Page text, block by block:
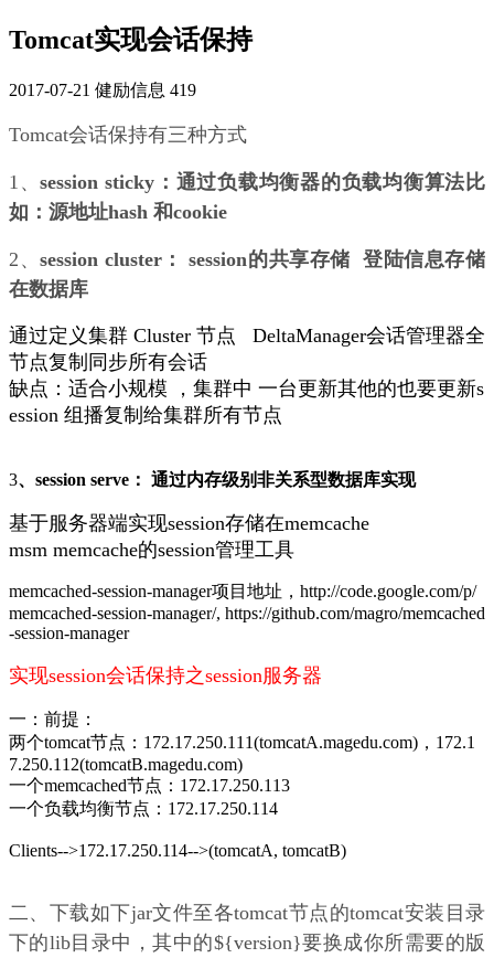
Tomcat实现会话保持
2017-07-21 健励信息 419
Tomcat会话保持有三种方式
1、session sticky：通过负载均衡器的负载均衡算法比
如：源地址hash 和cookie
2、session cluster： session的共享存储 登陆信息存储
在数据库
通过定义集群 Cluster 节点 DeltaManager会话管理器全
节点复制同步所有会话
缺点：适合小规模 ，集群中 一台更新其他的也要更新s
ession 组播复制给集群所有节点
3、session serve： 通过内存级别非关系型数据库实现
基于服务器端实现session存储在memcache
msm memcache的session管理工具
memcached-session-manager项目地址，http://code.google.com/p/
memcached-session-manager/, https://github.com/magro/memcached
-session-manager
实现session会话保持之session服务器
一：前提：
两个tomcat节点：172.17.250.111(tomcatA.magedu.com)，172.1
7.250.112(tomcatB.magedu.com)
一个memcached节点：172.17.250.113
一个负载均衡节点：172.17.250.114
Clients-->172.17.250.114-->(tomcatA, tomcatB)
二、下载如下jar文件至各tomcat节点的tomcat安装目录
下的lib目录中，其中的${version}要换成你所需要的版